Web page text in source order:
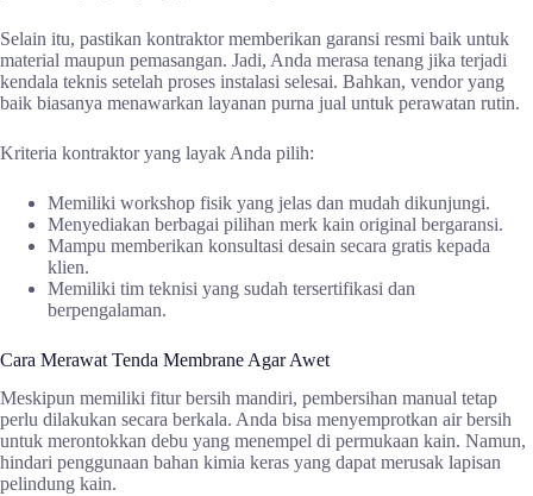
Selain itu, pastikan kontraktor memberikan garansi resmi baik untuk
material maupun pemasangan. Jadi, Anda merasa tenang jika terjadi
kendala teknis setelah proses instalasi selesai. Bahkan, vendor yang
baik biasanya menawarkan layanan purna jual untuk perawatan rutin.
Kriteria kontraktor yang layak Anda pilih:
Memiliki workshop fisik yang jelas dan mudah dikunjungi.
Menyediakan berbagai pilihan merk kain original bergaransi.
Mampu memberikan konsultasi desain secara gratis kepada
klien.
Memiliki tim teknisi yang sudah tersertifikasi dan
berpengalaman.
Cara Merawat Tenda Membrane Agar Awet
Meskipun memiliki fitur bersih mandiri, pembersihan manual tetap
perlu dilakukan secara berkala. Anda bisa menyemprotkan air bersih
untuk merontokkan debu yang menempel di permukaan kain. Namun,
hindari penggunaan bahan kimia keras yang dapat merusak lapisan
pelindung kain.